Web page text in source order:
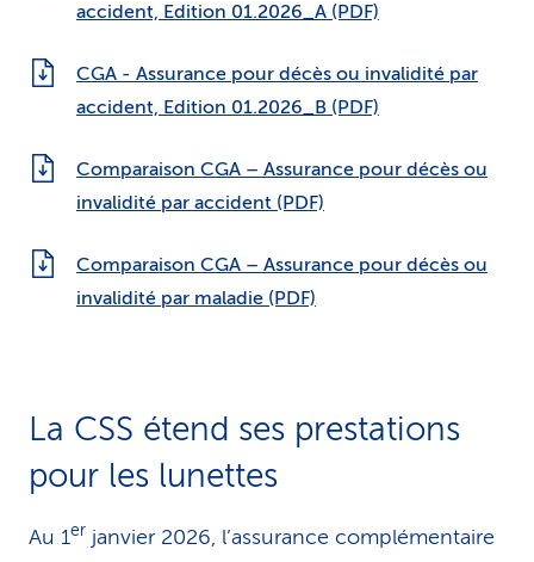
accident, Edition 01.2026_A (PDF)
CGA - Assurance pour décès ou invalidité par
accident, Edition 01.2026_B (PDF)
Comparaison CGA – Assurance pour décès ou
invalidité par accident (PDF)
Comparaison CGA – Assurance pour décès ou
invalidité par maladie (PDF)
La CSS étend ses presta­tions
pour les lunettes
Au 1er janvier 2026, l’assurance complémentaire